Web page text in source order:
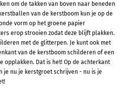
om de takken van boven naar beneden
van de kerstboom kun je op de
vorm op het groene papier
erop strooien zodat deze blijft plakken.
met de glitterpen. Je kunt ook met
van de kerstboom schilderen of een
opplakken. Dat is het! Op de achterkant
je nu je kerstgroet schrijven - nu is je